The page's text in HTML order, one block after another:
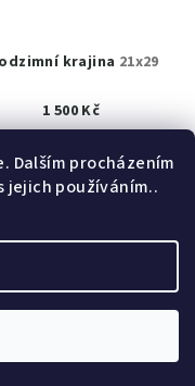
Dalším procházením
jejich používáním..
krajina 21x29
1 500 Kč